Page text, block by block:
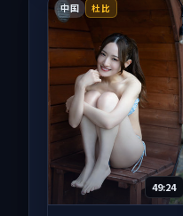
中国 杜比
49:24